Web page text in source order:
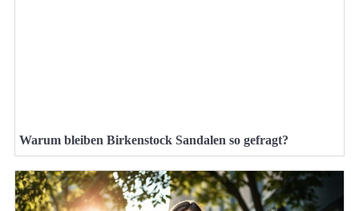
Warum bleiben Birkenstock Sandalen so gefragt?